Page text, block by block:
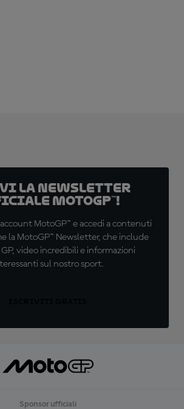
la newsletter
MotoGP™!
MotoGP™ e accedi a contenuti
la MotoGP™ Newsletter, che include
video incredibili e informazioni
sul nostro sport.
Sponsor ufficiali